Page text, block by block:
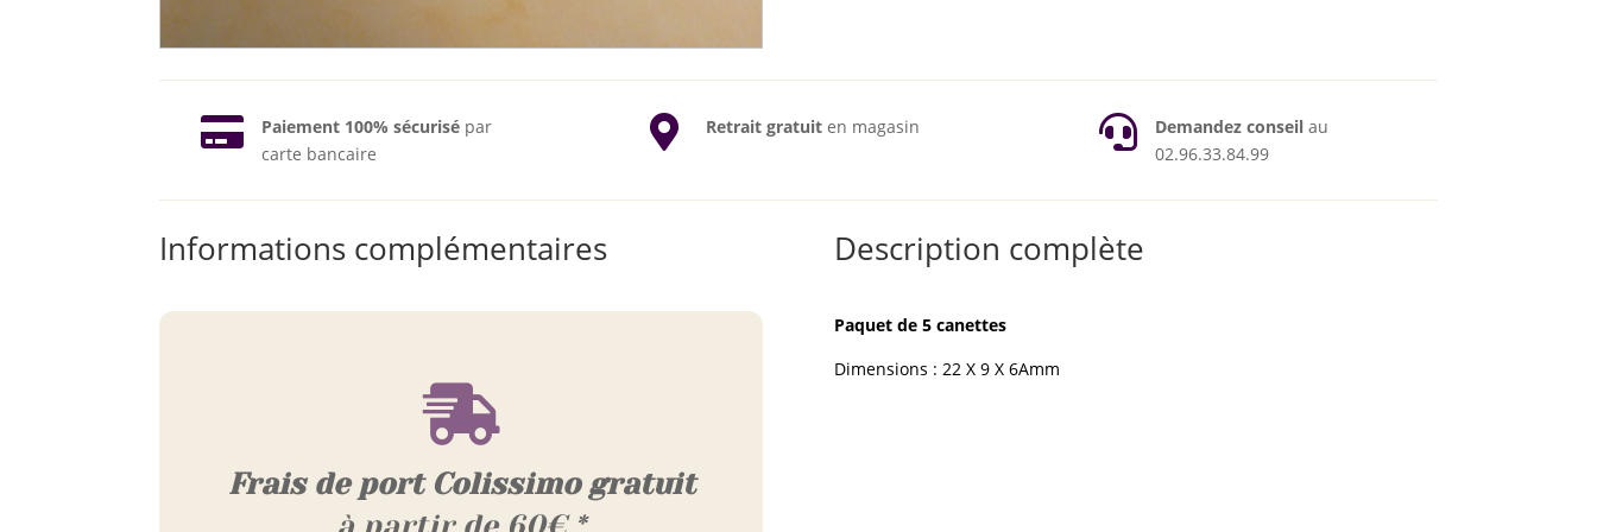
 Paiement 100% sécurisépar
carte bancaire
 Retrait gratuiten magasin  Demandez conseil au
02.96.33.84.99
Informations complémentaires

Frais de port Colissimo gratuit
à partir de 60€ *
Description complète
Paquet de 5 canettes
Dimensions : 22 X 9 X 6Amm